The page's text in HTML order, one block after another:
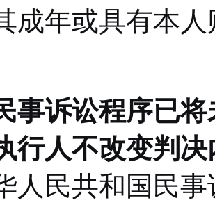
成年或具有本
事诉讼程序已
行人不改变判
人民共和国民